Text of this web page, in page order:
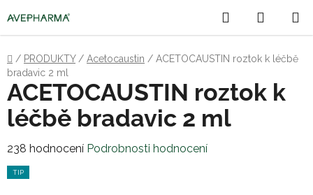
na
obsah
Hledat
KOŠÍK
Domů
/ PRODUKTY / Acetocaustin / ACETOCAUSTIN roztok k léčbě
bradavic 2 ml
ACETOCAUSTIN roztok k
léčbě bradavic 2 ml
Průměrné
hodnocení
238 hodnocení Podrobnosti hodnocení
TIP